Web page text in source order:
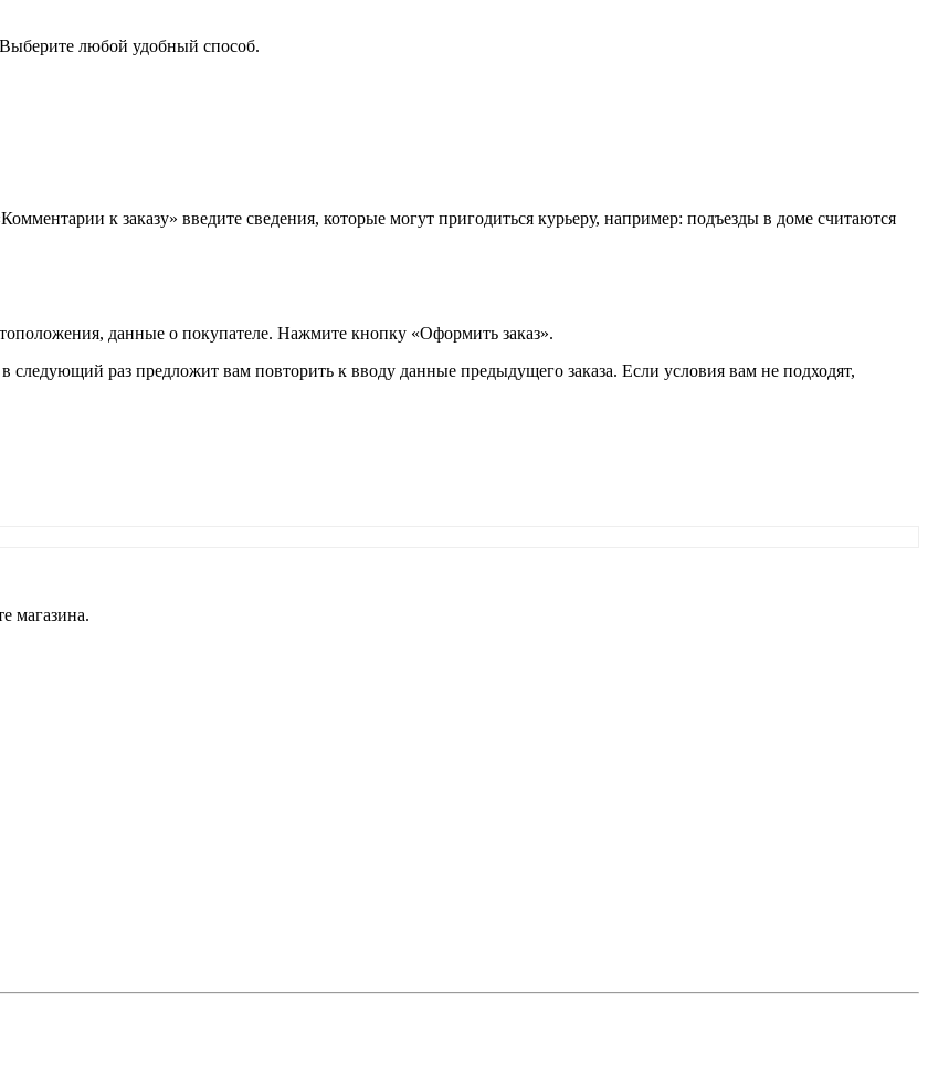
любой удобный способ.
к заказу» введите сведения, которые могут пригодиться курьеру, например: подъезды в доме считаются
данные о покупателе. Нажмите кнопку «Оформить заказ».
раз предложит вам повторить к вводу данные предыдущего заказа. Если условия вам не подходят,
магазина.